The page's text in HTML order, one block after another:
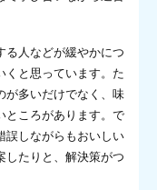
る人などが緩やかにつ
くと思っています。た
が多いだけでなく、味
ところがあります。で
誤しながらもおいしい
したりと、解決策がつ